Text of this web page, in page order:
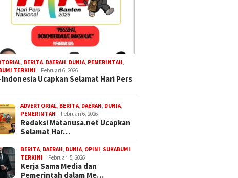
BERITA DAERAH DUNIA PEMERINTAH
TERKINI
Februari 6, 2026
Ucapkan Selamat Hari Pers
ADVERTORIAL BERITA DAERAH DUNIA
PEMERINTAH
Februari 6, 2026
Redaksi Matanusa.net Ucapkan
Selamat Har…
BERITA DAERAH DUNIA OPINI SUKABUMI
TERKINI
Februari 5, 2026
Kerja Sama Media dan
Pemerintah dalam Me…